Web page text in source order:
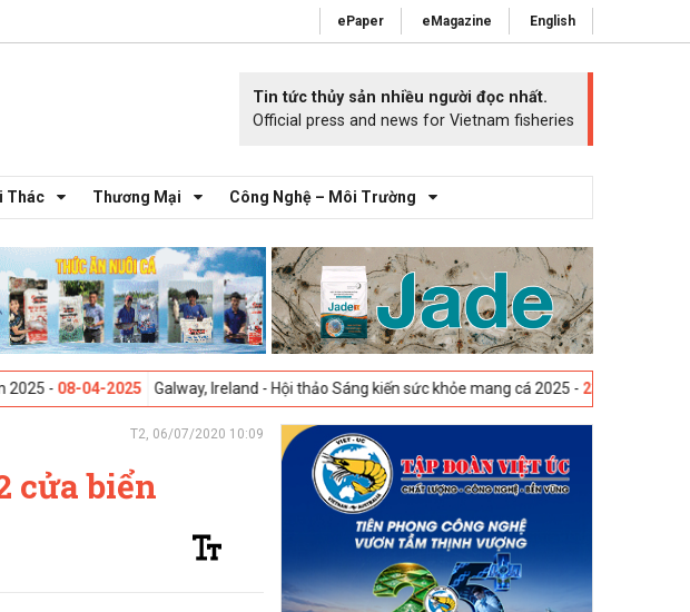
ePaper eMagazine English
Tin tức thủy sản nhiều người đọc nhất.
Official press and news for Vietnam fisheries
Thác Thương Mại Công Nghệ – Môi Trường
2025 Galway, Ireland - Hội thảo Sáng kiến sức khỏe mang cá 2025 -23-04-2025 Vigo, Tây
T2, 06/07/2020 10:09
cửa biển